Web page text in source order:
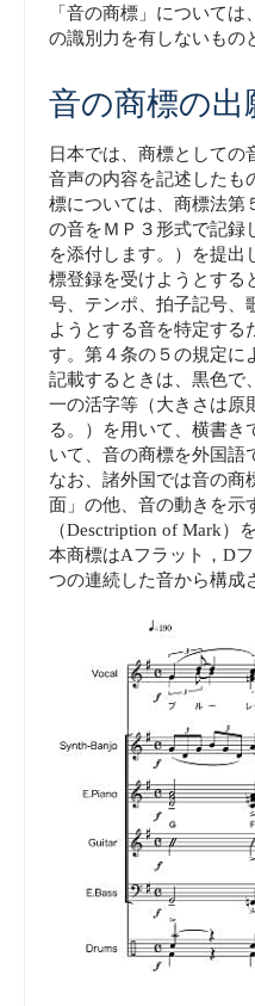
「音の商標」について
の識別力を有しないもの
音の商標の出
日本では、商標としての
音声の内容を記述したも
標については、商標法第
の音をＭＰ３形式で記録
を添付します。）を提出
標登録を受けようとする
号、テンポ、拍子記号、
ようとする音を特定する
す。第４条の５の規定に
記載するときは、黒色で
一の活字等（大きさは原
る。）を用いて、横書き
いて、音の商標を外国語
なお、諸外国では音の商
面」の他、音の動きを示
（Desctription of Mark）
本商標はAフラット，D
つの連続した音から構成